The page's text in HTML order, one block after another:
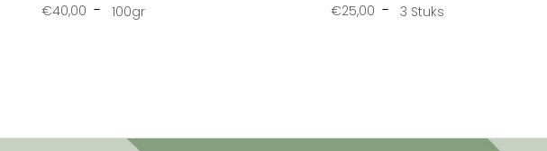
€40,00 100gr €25,00 3 Stuks